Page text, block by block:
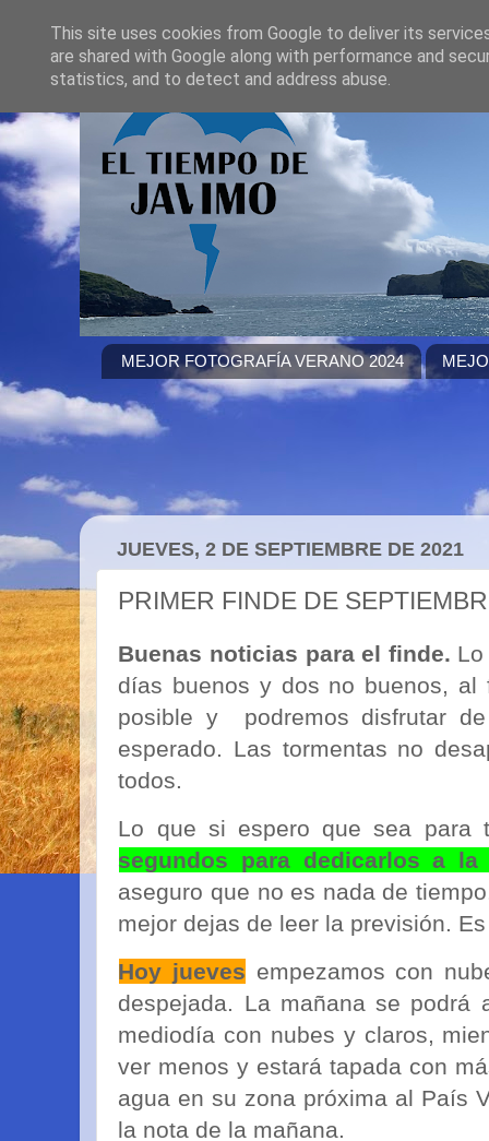
MEJOR FOTOGRAFÍA VERANO 2024
JUEVES, 2 DE SEPTIEMBRE DE 2021
PRIMER FINDE DE
Buenas noticias para el finde.
días buenos y dos no buenos,
posible y podremos disfrutar
esperado. Las tormentas no
todos.
Lo que si espero que sea para
segundos para dedicarlos a la
aseguro que no es nada de
mejor dejas de leer la previsión.
Hoy jueves empezamos con
despejada. La mañana se podrá
mediodía con nubes y claros,
ver menos y estará tapada con
agua en su zona próxima al País
la nota de la mañana.
This site uses cookies from Google to deliver its
are shared with Google along with performance and
statistics, and to detect and address abuse.